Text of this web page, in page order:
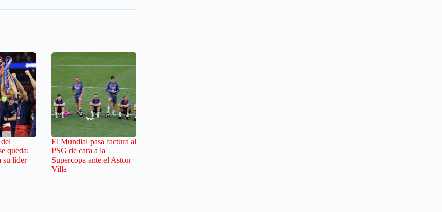
queda:
su líder
El Mundial pasa factura al
PSG de cara a la
Supercopa ante el Aston
Villa